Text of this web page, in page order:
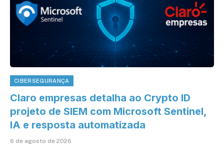
CIBERSEGURANÇA
Claro empresas detalha ao Crypto ID
projeto de SIEM com Microsoft Sentinel,
IA e resposta automatizada
6 de agosto de 2026